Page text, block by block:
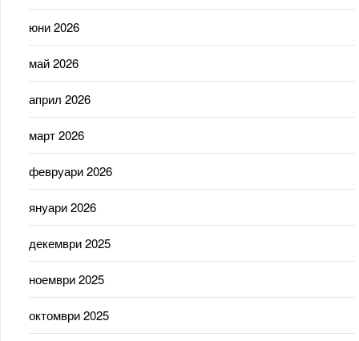
юни 2026
май 2026
април 2026
март 2026
февруари 2026
януари 2026
декември 2025
ноември 2025
октомври 2025